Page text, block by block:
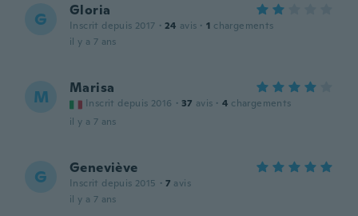
G Gloria
Inscrit depuis 2017 · 24 avis · 1 chargements
il y a 7 ans
M Marisa
Inscrit depuis 2016 · 37 avis · 4 chargements
il y a 7 ans
G Geneviève
Inscrit depuis 2015 · 7 avis
il y a 7 ans